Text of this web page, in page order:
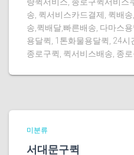
송, 퀵서비스카드결제, 퀵배
송,퀵배달,빠른배송, 다마스
용달퀵, 1톤화물용달퀵, 24
종로구퀵, 퀵서비스배송, 종
미분류
서대문구퀵